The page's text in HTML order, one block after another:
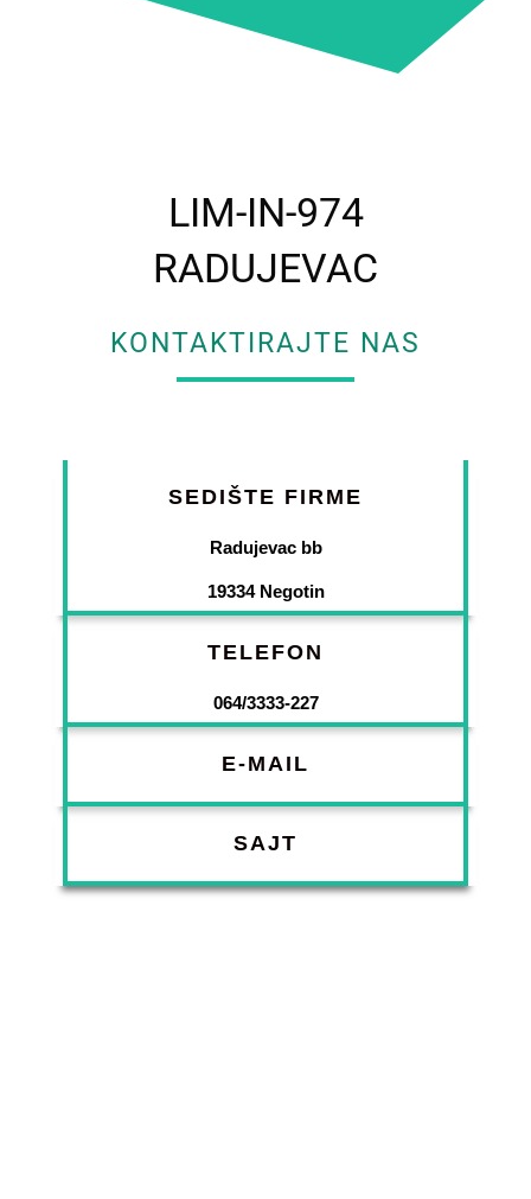
LIM-IN-974
RADUJEVAC
KONTAKTIRAJTE NAS
SEDIŠTE FIRME
Radujevac bb
19334 Negotin
TELEFON
064/3333-227
E-MAIL
SAJT